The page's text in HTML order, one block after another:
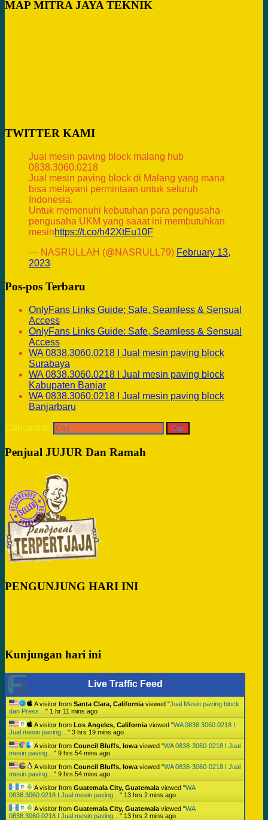
MAP MITRA JAYA TEKNIK
TWITTER KAMI
Jual mesin paving block malang hub
0838.3060.0218
Jual mesin paving block di Malang yang mana
bisa melayani permintaan untuk seluruh
Indonesia.
Untuk memenuhi kebutuhan para pengusaha-
pengusaha UKM yang saaat ini membutuhkan
mesinhttps://t.co/h42XtEu10F
— NASRULLAH (@NASRULL79) February 13,
2023
Pos-pos Terbaru
OnlyFans Links Guide: Safe, Seamless & Sensual
Access
OnlyFans Links Guide: Safe, Seamless & Sensual
Access
WA 0838.3060.0218 I Jual mesin paving block
Surabaya
WA 0838.3060.0218 I Jual mesin paving block
Kabupaten Banjar
WA 0838.3060.0218 I Jual mesin paving block
Banjarbaru
Cari untuk:
Penjual JUJUR Dan Ramah
PENGUNJUNG HARI INI
Kunjungan hari ini
Live Traffic Feed
A visitor from Santa Clara, California viewed "Jual Mesin paving block
dan Press… " 1 hr 11 mins ago
A visitor from Los Angeles, California viewed "WA 0838.3060.0218 I
Jual mesin paving… " 3 hrs 19 mins ago
A visitor from Council Bluffs, Iowa viewed "WA 0838-3060-0218 I Jual
mesin paving… " 9 hrs 54 mins ago
A visitor from Council Bluffs, Iowa viewed "WA 0838-3060-0218 I Jual
mesin paving… " 9 hrs 54 mins ago
A visitor from Guatemala City, Guatemala viewed "WA
0838.3060.0218 I Jual mesin paving… " 13 hrs 2 mins ago
A visitor from Guatemala City, Guatemala viewed "WA
0838.3060.0218 I Jual mesin paving… " 13 hrs 2 mins ago